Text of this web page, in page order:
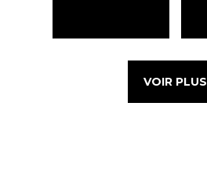
VOIR PLUS